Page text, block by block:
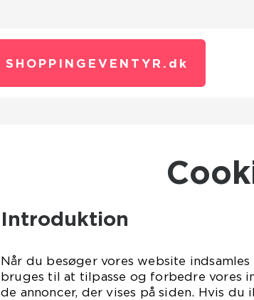
SHOPPINGEVENTYR. dk
Introduktion
Når du besøger vores website
bruges til at tilpasse og forbedre vores
de annoncer, der vises på siden. Hvis du